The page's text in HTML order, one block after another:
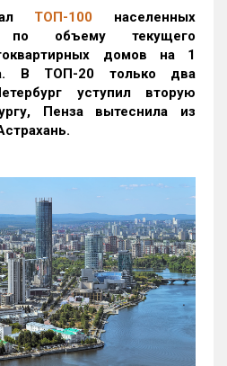
ТОП-100 населенных
по объему текущего
домов на 1
В ТОП-20 только два
уступил вторую
Пенза вытеснила из